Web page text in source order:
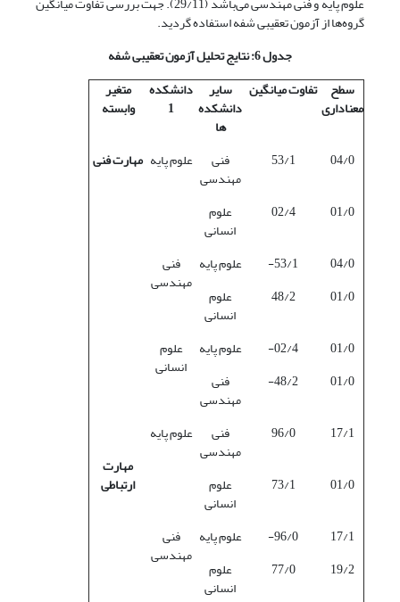
گروه‌ها از آزمون تعقیبی شفه استفاده گردید.
جدول 6: نتایج تحلیل آزمون تعقیبی شفه
سطح
معناداری
تفاوت میانگین سایر
دانشکده
ها
دانشکده
1
متغیر
وابسته
04/0
53/1 فنی
مهندسی
علوم پایه مهارت فنی
01/0
02/4 علوم
انسانی
04/0
53/1- علوم پایه فنی
مهندسی
01/0
48/2 علوم
انسانی
01/0
02/4- علوم پایه علوم
انسانی
01/0
48/2- فنی
مهندسی
17/1
96/0 فنی
مهندسی
علوم پایه
مهارت
ارتباطی 01/0
73/1 علوم
انسانی
17/1
96/0- علوم پایه فنی
مهندسی
19/2
77/0 علوم
انسانی